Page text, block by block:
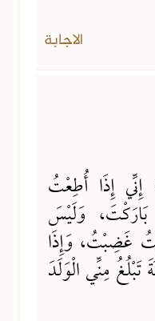
الاجابة
إِذَا أُطِعْتُ
وَلَيْسَ
غَضِبْتُ، وَإِذَا
مِنِّي الْوَلَدَ